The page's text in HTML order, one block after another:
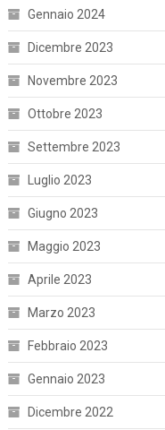
Gennaio 2024
Dicembre 2023
Novembre 2023
Ottobre 2023
Settembre 2023
Luglio 2023
Giugno 2023
Maggio 2023
Aprile 2023
Marzo 2023
Febbraio 2023
Gennaio 2023
Dicembre 2022